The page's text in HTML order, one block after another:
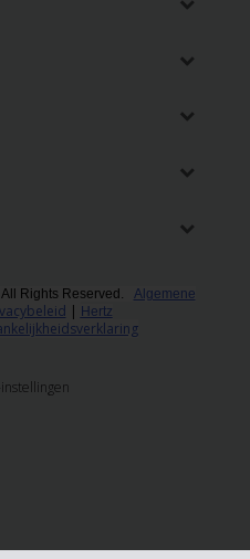
Rights Reserved.
Algemene
| Hertz